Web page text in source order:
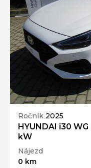
Ročník 2025
HYUNDAI i30
kW
Nájezd
0 km